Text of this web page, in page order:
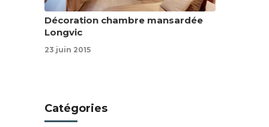
Décoration chambre mansardée
Longvic
23 juin 2015
Catégories